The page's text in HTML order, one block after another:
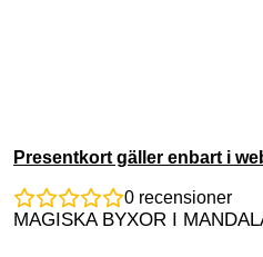
Presentkort gäller enbart i
0 recensioner
MAGISKA BYXOR I